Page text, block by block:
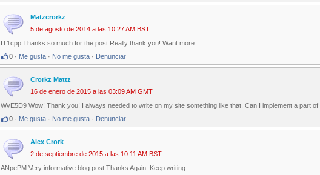
Matzcrorkz
5 de agosto de 2014 a las 10:27 AM BST
IT1cpp Thanks so much for the post.Really thank you! Want more.
0 · Me gusta · No me gusta · Denunciar
Crorkz Mattz
16 de enero de 2015 a las 03:09 AM GMT
WvE5D9 Wow! Thank you! I always needed to write on my site something like that. Can I implement a part
0 · Me gusta · No me gusta · Denunciar
Alex Crork
2 de septiembre de 2015 a las 10:11 AM BST
ANpePM Very informative blog post.Thanks Again. Keep writing.